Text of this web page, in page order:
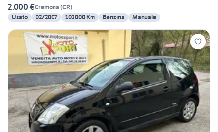
2.000 €Cremona (CR)
Usato
02/2007 103000 Km Benzina Manuale